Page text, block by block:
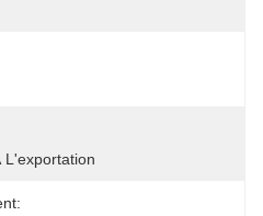
L'exportation